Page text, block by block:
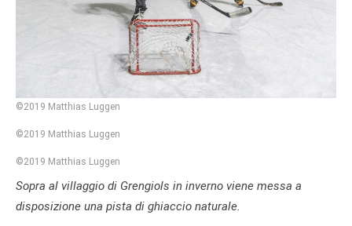
©2019 Matthias Luggen
©2019 Matthias Luggen
©2019 Matthias Luggen
Sopra al villaggio di Grengiols in inverno viene messa a
disposizione una pista di ghiaccio naturale.